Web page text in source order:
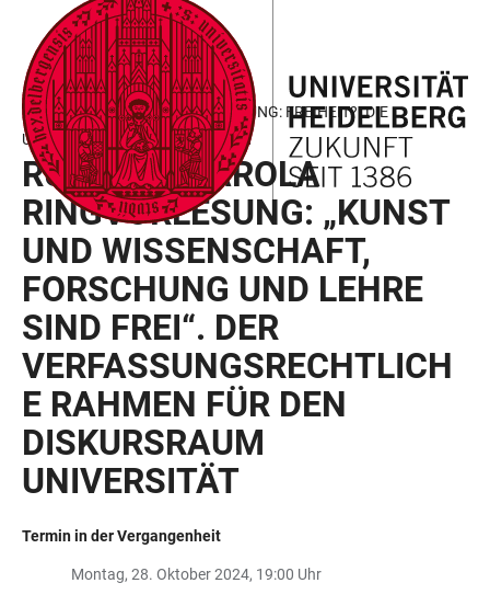
LINKS
ZUR
BARRIEREFREIHEIT
ZUM
HAUPTINHALT
HAUPTNAVIGATION
ÖFFNEN
WEBSEITENSUCHE
ÖFFNEN
RUPERTO CAROLA RINGVORLESUNG: FREIHEIT?! DIE
UNIVERSITÄT ALS DISKURSRAUM
RUPERTO CAROLA
RINGVORLESUNG: „KUNST
UND WISSENSCHAFT,
FORSCHUNG UND LEHRE
SIND FREI“. DER
VERFASSUNGSRECHTLICH
E RAHMEN FÜR DEN
DISKURSRAUM
UNIVERSITÄT
Termin in der Vergangenheit
Montag, 28. Oktober 2024, 19:00 Uhr